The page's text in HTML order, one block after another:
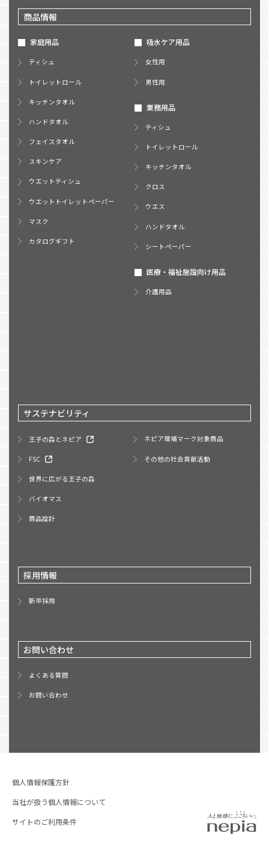
商品情報
家庭用品
ティシュ
トイレットロール
キッチンタオル
ハンドタオル
フェイスタオル
スキンケア
ウエットティシュ
ウエットトイレットペーパー
マスク
カタログギフト
吸水ケア用品
女性用
男性用
業務用品
ティシュ
トイレットロール
キッチンタオル
クロス
ウエス
ハンドタオル
シートペーパー
医療・福祉施設向け用品
介護用品
サステナビリティ
王子の森とネピア
FSC
世界に広がる王子の森
バイオマス
商品設計
ネピア環境マーク対象商品
その他の社会貢献活動
採用情報
新卒採用
お問い合わせ
よくある質問
お問い合わせ
個人情報保護方針
当社が扱う個人情報について
サイトのご利用条件